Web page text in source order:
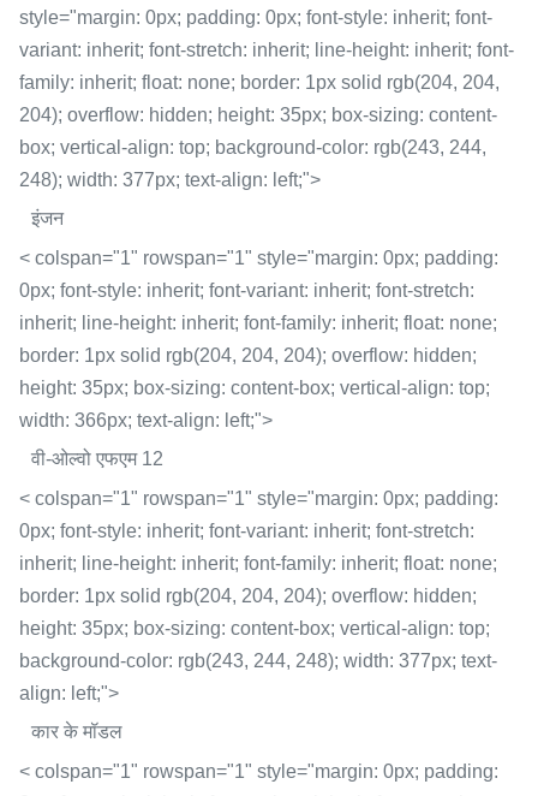
style="margin: 0px; padding: 0px; font-style: inherit; font-
variant: inherit; font-stretch: inherit; line-height: inherit; font-
family: inherit; float: none; border: 1px solid rgb(204, 204,
204); overflow: hidden; height: 35px; box-sizing: content-
box; vertical-align: top; background-color: rgb(243, 244,
248); width: 377px; text-align: left;">
इंजन
< colspan="1" rowspan="1" style="margin: 0px; padding:
0px; font-style: inherit; font-variant: inherit; font-stretch:
inherit; line-height: inherit; font-family: inherit; float: none;
border: 1px solid rgb(204, 204, 204); overflow: hidden;
height: 35px; box-sizing: content-box; vertical-align: top;
width: 366px; text-align: left;">
वी-ओल्वो एफएम 12
< colspan="1" rowspan="1" style="margin: 0px; padding:
0px; font-style: inherit; font-variant: inherit; font-stretch:
inherit; line-height: inherit; font-family: inherit; float: none;
border: 1px solid rgb(204, 204, 204); overflow: hidden;
height: 35px; box-sizing: content-box; vertical-align: top;
background-color: rgb(243, 244, 248); width: 377px; text-
align: left;">
कार के मॉडल
< colspan="1" rowspan="1" style="margin: 0px; padding: